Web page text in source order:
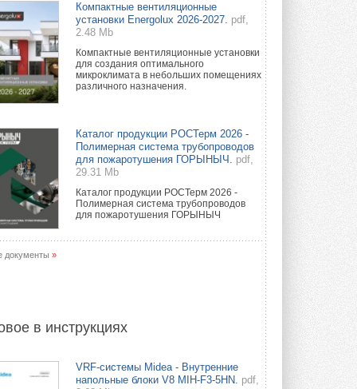
Компактные вентиляционные
установки Energolux 2026-2027. pdf,
2.48 Mb
Компактные вентиляционные установки
для создания оптимального
микроклимата в небольших помещениях
различного назначения.
Каталог продукции РОСТерм 2026 -
Полимерная система трубопроводов
для пожаротушения ГОРЫНЫЧ.
pdf,
29.31 Mb
Каталог продукции РОСТерм 2026 -
Полимерная система трубопроводов
для пожаротушения ГОРЫНЫЧ
документы »
в инструкциях
VRF-системы Midea - Внутренние
напольные блоки V8 MIH-F3-5HN. pdf,